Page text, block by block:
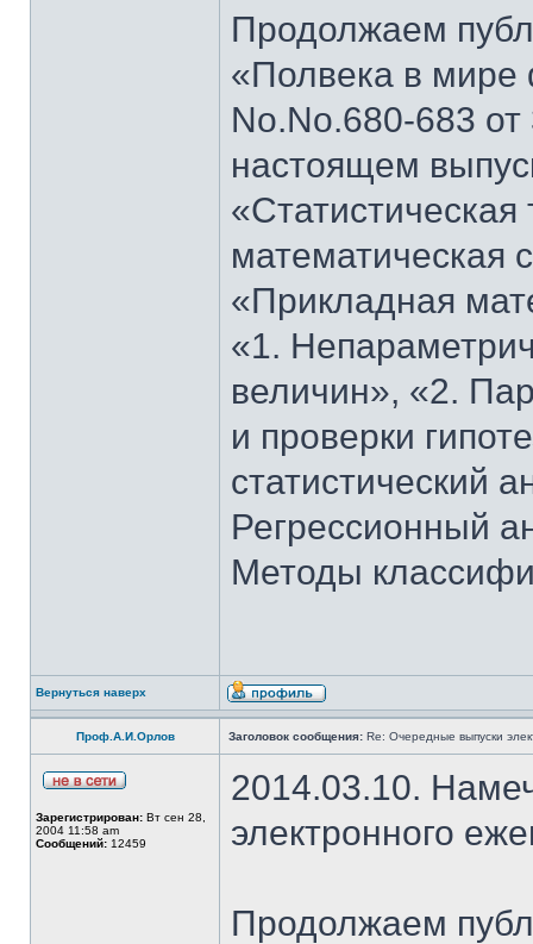
Продолжаем
«Полвека в мире
No.No.680-683
настоящем
«Статистическая
математическая
«Прикладная
«1.
величин», «2.
и проверки
статистический
Регрессионный
Методы
Вернуться наверх
Проф.А.И.Орлов Заголовок сообщения: Re: Очередные выпуски
Зарегистрирован: Вт сен 28,
2004 11:58 am
Сообщений: 12459
2014.03.10.
электронного
Продолжаем